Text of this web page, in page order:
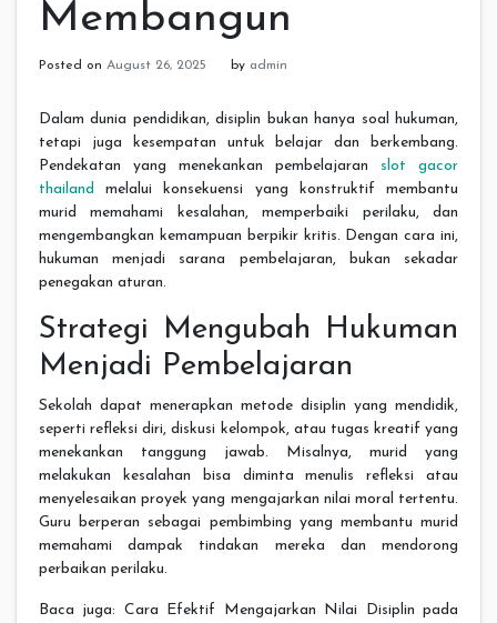
Membangun
Posted on August 26, 2025 by admin
Dalam dunia pendidikan, disiplin bukan hanya soal hukuman,
tetapi juga kesempatan untuk belajar dan berkembang.
Pendekatan yang menekankan pembelajaran slot gacor
thailand
melalui konsekuensi yang konstruktif membantu
murid memahami kesalahan, memperbaiki perilaku, dan
mengembangkan kemampuan berpikir kritis. Dengan cara ini,
hukuman menjadi sarana pembelajaran, bukan sekadar
penegakan aturan.
Strategi Mengubah Hukuman
Menjadi Pembelajaran
Sekolah dapat menerapkan metode disiplin yang mendidik,
seperti refleksi diri, diskusi kelompok, atau tugas kreatif yang
menekankan tanggung jawab. Misalnya, murid yang
melakukan kesalahan bisa diminta menulis refleksi atau
menyelesaikan proyek yang mengajarkan nilai moral tertentu.
Guru berperan sebagai pembimbing yang membantu murid
memahami dampak tindakan mereka dan mendorong
perbaikan perilaku.
Baca juga: Cara Efektif Mengajarkan Nilai Disiplin pada